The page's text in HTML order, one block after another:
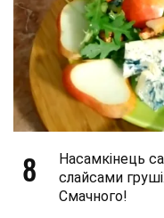
8
Насамкінець
слайсами
Смачного!